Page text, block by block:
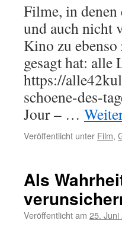
Filme, in denen
und auch nicht
Kino zu
gesagt hat:
https://
schoene-des-
Jour – …
Veröffentlicht unter Film,
Als
Veröffentlicht am 25. Juni